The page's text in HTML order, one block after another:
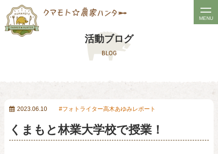
t
MENU
活動ブログ
BLOG
2023.06.10 フォトライター高木あゆみレポート
くまもと林業大学校で授業！